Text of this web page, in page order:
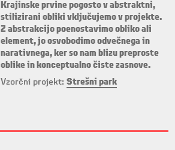
Krajinske prvine pogosto v abstraktni,
stilizirani obliki vključujemo v projekte.
Z abstrakcijo poenostavimo obliko ali
element, jo osvobodimo odvečnega in
narativnega, ker so nam blizu preproste
oblike in konceptualno čiste zasnove.
Vzorčni projekt: Strešni park